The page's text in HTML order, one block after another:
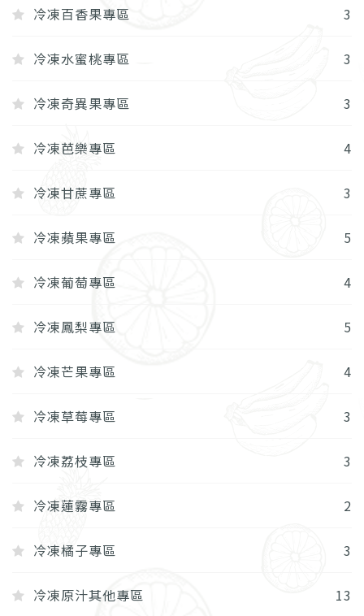
冷凍百香果專區 3
冷凍水蜜桃專區 3
冷凍奇異果專區 3
冷凍芭樂專區 4
冷凍甘蔗專區 3
冷凍蘋果專區 5
冷凍葡萄專區 4
冷凍鳳梨專區 5
冷凍芒果專區 4
冷凍草莓專區 3
冷凍荔枝專區 3
冷凍蓮霧專區 2
冷凍橘子專區 3
冷凍原汁其他專區 13